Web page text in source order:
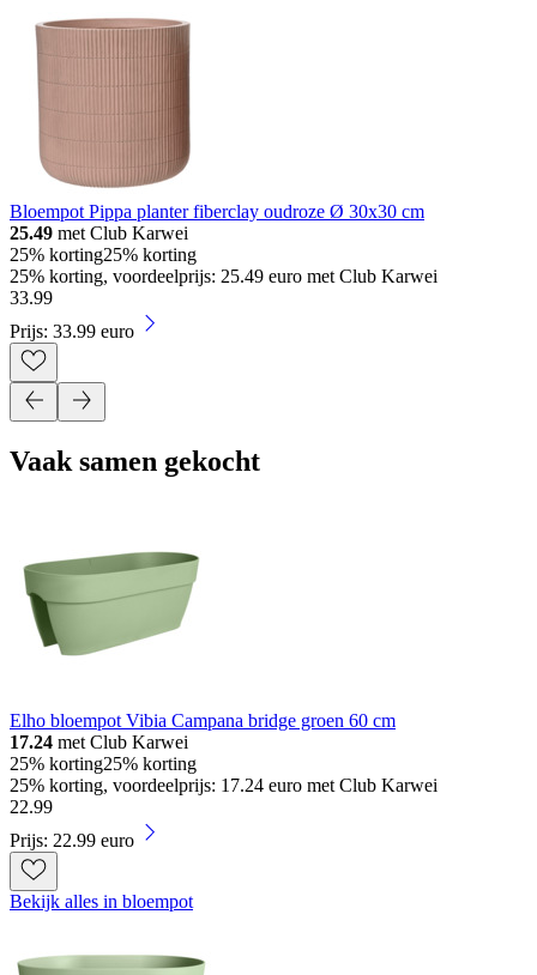
Bloempot Pippa planter fiberclay oudroze Ø 30x30 cm
25.49 met Club Karwei
25% korting25% korting
25% korting, voordeelprijs: 25.49 euro met Club Karwei
33.99
Prijs: 33.99 euro
Vaak samen gekocht
Elho bloempot Vibia Campana bridge groen 60 cm
17.24 met Club Karwei
25% korting25% korting
25% korting, voordeelprijs: 17.24 euro met Club Karwei
22.99
Prijs: 22.99 euro
Bekijk alles in bloempot